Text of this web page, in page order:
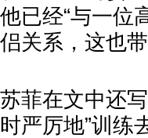
他已经“与一位
侣关系，这也
苏菲在文中还
时严厉地”训练